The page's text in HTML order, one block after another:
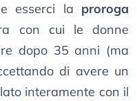
esserci la proroga
con cui le donne
dopo 35 anni (ma
di avere un
interamente con il